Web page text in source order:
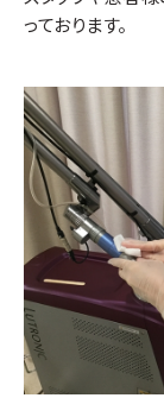
っております。